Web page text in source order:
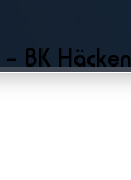
BK Häcken